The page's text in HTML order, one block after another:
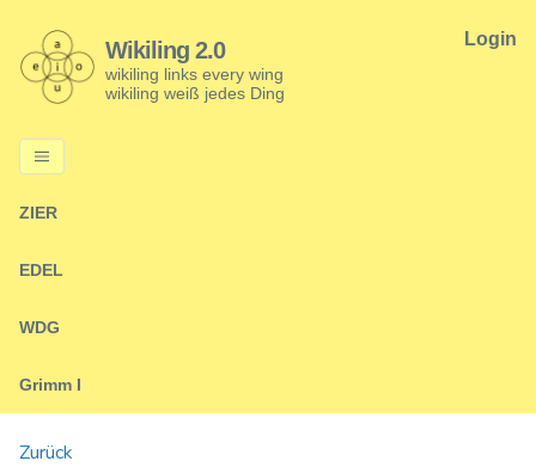
Wikiling 2.0
wikiling links every wing
wikiling weiß jedes Ding
Login
ZIER
EDEL
WDG
Grimm I
Zurück